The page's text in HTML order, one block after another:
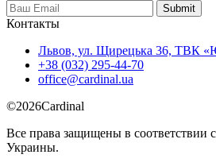
Контакты
Львов, ул. Щирецька 36, ТВК
+38 (032) 295-44-70
office@cardinal.ua
©2026Cardinal
Все права защищены в соответствии с
Украины.